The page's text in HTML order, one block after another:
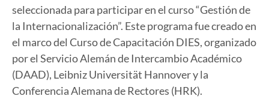
seleccionada para participar en el curso “Gestión de
la Internacionalización”. Este programa fue creado en
el marco del Curso de Capacitación DIES, organizado
por el Servicio Alemán de Intercambio Académico
(DAAD), Leibniz Universität Hannover y la
Conferencia Alemana de Rectores (HRK).